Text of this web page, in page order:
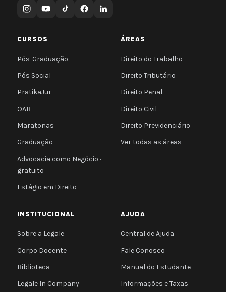
CURSOS
Pós-Graduação
Pós Social
PratikaJur
OAB
Maratonas
Graduação
Advocacia como Negócio ·
gratuito
Estágio em Direito
ÁREAS
Direito do Trabalho
Direito Tributário
Direito Penal
Direito Civil
Direito Previdenciário
Ver todas as áreas
INSTITUCIONAL
Sobre a Legale
Corpo Docente
Biblioteca
Legale In Company
AJUDA
Central de Ajuda
Fale Conosco
Manual do Estudante
Informações e Taxas